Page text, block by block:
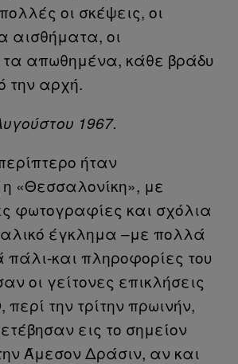
οι σκέψεις, οι
αισθήματα, οι
τα απωθημένα, κάθε βράδυ
την αρχή.
1967.
ήταν
«Θεσσαλονίκη», με
φωτογραφίες και σχόλια
έγκλημα –με πολλά
πάλι-και πληροφορίες του
οι γείτονες επικλήσεις
περί την τρίτην πρωινήν,
εις το σημείον
Άμεσον Δράσιν, αν και